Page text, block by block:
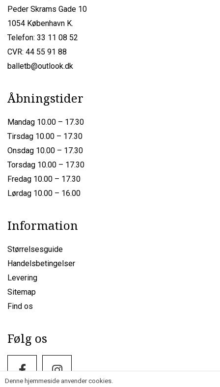
Peder Skrams Gade 10
1054 København K.
Telefon: 33 11 08 52
CVR: 44 55 91 88
balletb@outlook.dk
Åbningstider
Mandag 10.00 – 17.30
Tirsdag 10.00 – 17.30
Onsdag 10.00 – 17.30
Torsdag 10.00 – 17.30
Fredag 10.00 – 17.30
Lørdag 10.00 – 16.00
Information
Størrelsesguide
Handelsbetingelser
Levering
Sitemap
Find os
Følg os
Denne hjemmeside anvender cookies.